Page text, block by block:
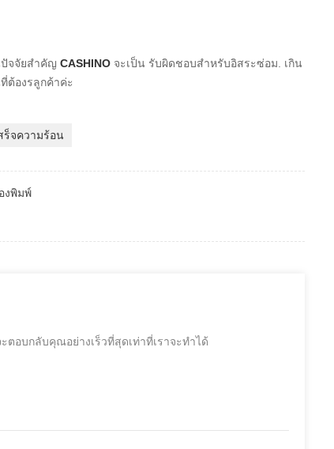
ปัจจัยสำคัญ CASHINOจะเป็น รับผิดชอบสำหรับอิสระซ่อม. เกิน
ต้องรลูกค้าค่ะ
ร็จความร้อน
งพิมพ์
อบกลับคุณอย่างเร็วที่สุดเท่าที่เราจะทำได้